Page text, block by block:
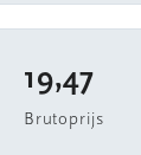
19,47
Brutoprijs